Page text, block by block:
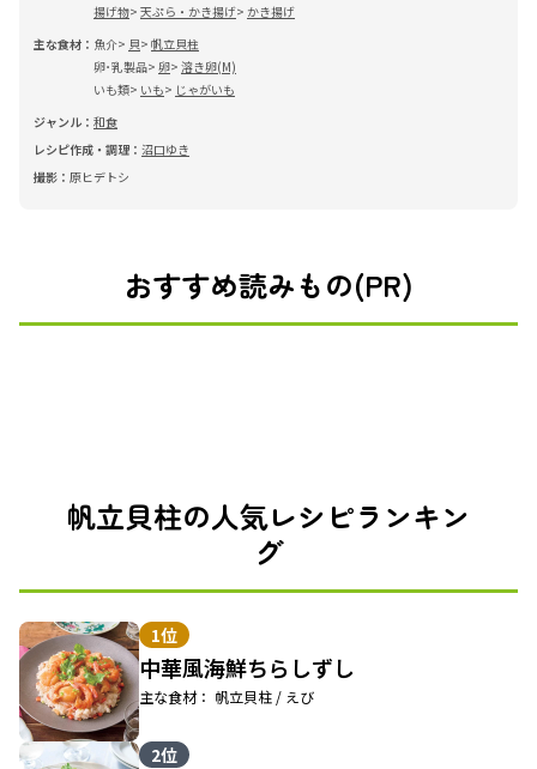
揚げ物 天ぷら・かき揚げ
かき揚げ
主な食材： 魚介 貝 帆立貝柱
卵･乳製品 卵 溶き卵(M)
いも類
いも
じゃがいも
ジャンル： 和食
レシピ作成・調理： 沼口ゆき
撮影： 原ヒデトシ
おすすめ読みもの(PR)
帆立貝柱の人気レシピランキン
グ
1位
中華風海鮮ちらしずし
主な食材： 帆立貝柱 / えび
2位